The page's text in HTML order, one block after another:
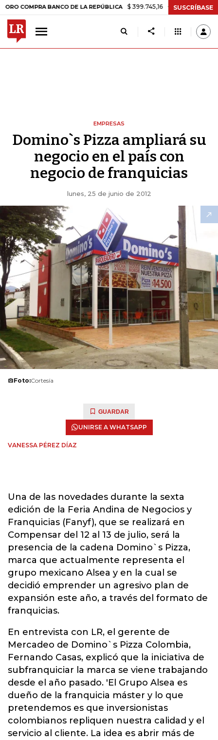
BANCO DE LA REPÚBLICA $ 399.745,16 +$ 2.295,71 +0,58%
SUSCRÍBASE
EMPRESAS
Domino`s Pizza ampliará su
negocio en el país con
negocio de franquicias
lunes, 25 de junio de 2012
Foto:Cortesía
GUARDAR
UNIRSE A WHATSAPP
VANESSA PÉREZ DÍAZ
Una de las novedades durante la sexta
edición de la Feria Andina de Negocios y
Franquicias (Fanyf), que se realizará en
Compensar del 12 al 13 de julio, será la
presencia de la cadena Domino`s Pizza,
marca que actualmente representa el
grupo mexicano Alsea y en la cual se
decidió emprender un agresivo plan de
expansión este año, a través del formato de
franquicias.
En entrevista con LR, el gerente de
Mercadeo de Domino`s Pizza Colombia,
Fernando Casas, explicó que la iniciativa de
subfranquiciar la marca se viene trabajando
desde el año pasado. 'El Grupo Alsea es
dueño de la franquicia máster y lo que
pretendemos es que inversionistas
colombianos repliquen nuestra calidad y el
servicio al cliente. La idea es abrir más de